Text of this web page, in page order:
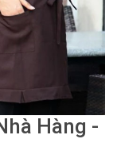
Hàng -